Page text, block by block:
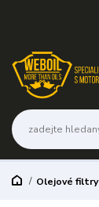
Olejové filtry